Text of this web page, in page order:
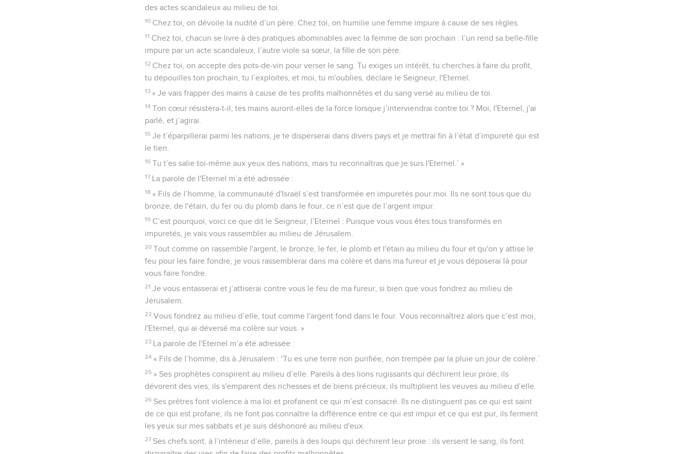
des actes scandaleux au milieu de toi.
10 Chez toi, on dévoile la nudité d’un père. Chez toi, on humilie une femme impure à cause de ses règles.
11 Chez toi, chacun se livre à des pratiques abominables avec la femme de son prochain : l’un rend sa belle-fille
impure par un acte scandaleux, l’autre viole sa sœur, la fille de son père.
12 Chez toi, on accepte des pots-de-vin pour verser le sang. Tu exiges un intérêt, tu cherches à faire du profit,
tu dépouilles ton prochain, tu l’exploites, et moi, tu m'oublies, déclare le Seigneur, l'Eternel.
13 » Je vais frapper des mains à cause de tes profits malhonnêtes et du sang versé au milieu de toi.
14 Ton cœur résistera-t-il, tes mains auront-elles de la force lorsque j’interviendrai contre toi ? Moi, l'Eternel, j'ai
parlé, et j’agirai.
15 Je t’éparpillerai parmi les nations, je te disperserai dans divers pays et je mettrai fin à l’état d’impureté qui est
le tien.
16 Tu t’es salie toi-même aux yeux des nations, mais tu reconnaîtras que je suis l'Eternel.’ »
17 La parole de l'Eternel m’a été adressée :
18 « Fils de l’homme, la communauté d'Israël s’est transformée en impuretés pour moi. Ils ne sont tous que du
bronze, de l'étain, du fer ou du plomb dans le four, ce n’est que de l’argent impur.
19 C’est pourquoi, voici ce que dit le Seigneur, l’Eternel : Puisque vous vous êtes tous transformés en
impuretés, je vais vous rassembler au milieu de Jérusalem.
20 Tout comme on rassemble l'argent, le bronze, le fer, le plomb et l'étain au milieu du four et qu'on y attise le
feu pour les faire fondre, je vous rassemblerai dans ma colère et dans ma fureur et je vous déposerai là pour
vous faire fondre.
21 Je vous entasserai et j’attiserai contre vous le feu de ma fureur, si bien que vous fondrez au milieu de
Jérusalem.
22 Vous fondrez au milieu d’elle, tout comme l'argent fond dans le four. Vous reconnaîtrez alors que c’est moi,
l'Eternel, qui ai déversé ma colère sur vous. »
23 La parole de l'Eternel m’a été adressée :
24 « Fils de l’homme, dis à Jérusalem : ‘Tu es une terre non purifiée, non trempée par la pluie un jour de colère.’
25 » Ses prophètes conspirent au milieu d’elle. Pareils à des lions rugissants qui déchirent leur proie, ils
dévorent des vies, ils s'emparent des richesses et de biens précieux, ils multiplient les veuves au milieu d’elle.
26 Ses prêtres font violence à ma loi et profanent ce qui m’est consacré. Ils ne distinguent pas ce qui est saint
de ce qui est profane, ils ne font pas connaître la différence entre ce qui est impur et ce qui est pur, ils ferment
les yeux sur mes sabbats et je suis déshonoré au milieu d'eux.
27 Ses chefs sont, à l’intérieur d’elle, pareils à des loups qui déchirent leur proie : ils versent le sang, ils font